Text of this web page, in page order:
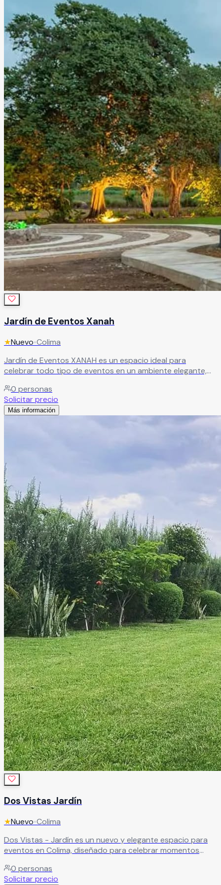
Leer más
Jardín de Eventos Xanah
★Nuevo•Colima
Jardín de Eventos XANAH es un espacio ideal para
celebrar todo tipo de eventos en un ambiente elegante,
excelente ubicación y modernas instalaciones, este
recinto es perfecto para bodas, XV años, aniversarios,
graduaciones, reuniones familiares, eventos corporativos y
momentos inolvidables junto a tus invitados.
Leer más
0 personas
Solicitar precio
Más información
Dos Vistas Jardín
★Nuevo•Colima
Dos Vistas - Jardín es un nuevo y elegante espacio para
eventos en Colima, diseñado para celebrar momentos
naturaleza. Este hermoso jardín ofrece el escenario
perfecto para bodas, XV años, aniversarios, graduaciones,
0 personas
Solicitar precio